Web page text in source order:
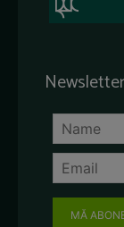
MĂ